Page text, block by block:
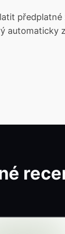
předplatné
automaticky